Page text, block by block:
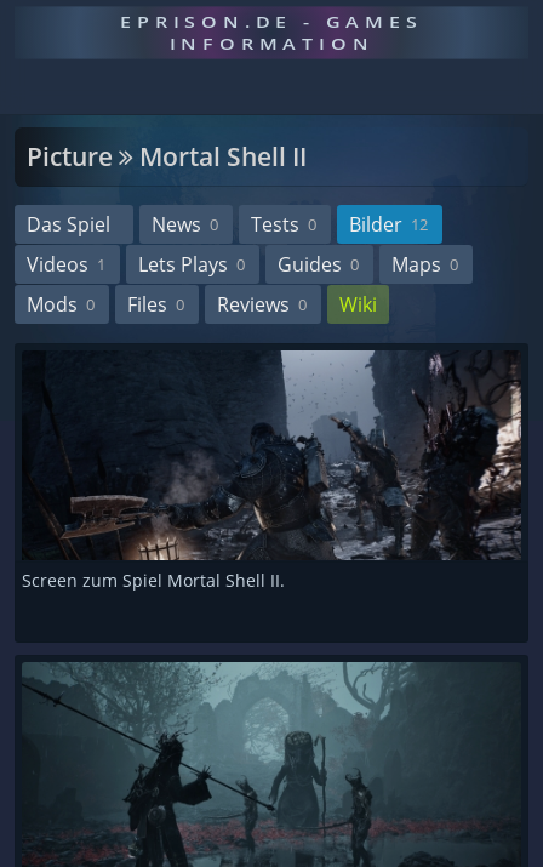
EPRISON.DE - GAMES
INFORMATION
Picture Mortal Shell II
Das Spiel News 0 Tests 0 Bilder 12
Videos 1 Lets Plays 0 Guides 0 Maps 0
Mods 0 Files 0 Reviews 0 Wiki
Screen zum Spiel Mortal Shell II.